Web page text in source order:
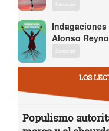
Descargar
Indagaciones
Alonso
Descargar
LOS
Populismo